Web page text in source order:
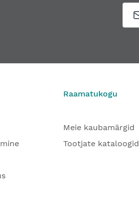
Raamatukogu
Meie kaubamärgid
Tootjate kataloogid